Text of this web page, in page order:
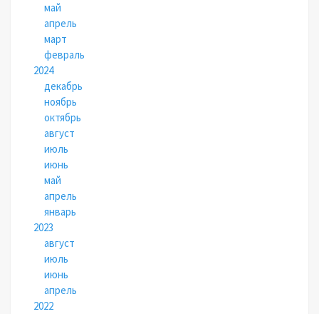
май
апрель
март
февраль
2024
декабрь
ноябрь
октябрь
август
июль
июнь
май
апрель
январь
2023
август
июль
июнь
апрель
2022